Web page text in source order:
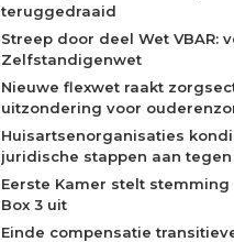
teruggedraaid
Streep door deel Wet VBAR:
Zelfstandigenwet
Nieuwe flexwet raakt
uitzondering voor
Huisartsenorganisaties
juridische stappen aan tegen
Eerste Kamer stelt
Box 3 uit
Einde compensatie